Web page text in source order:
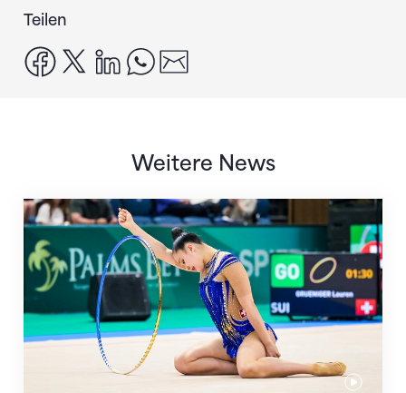
Teilen
facebook
x linkedinwhatsapp
Weitere News
Nächster Halt: Weltmeisterschaft